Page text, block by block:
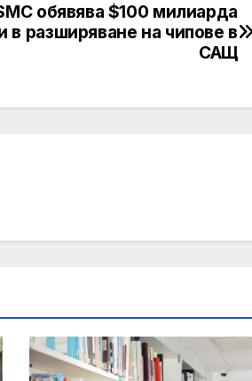
обявява $100 милиарда
в разширяване на чипове в
САЩ